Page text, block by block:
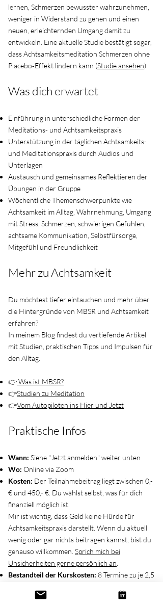
lernen, Schmerzen bewusster wahrzunehmen,
weniger in Widerstand zu gehen und einen
neuen, erleichternden Umgang damit zu
entwickeln. Eine aktuelle Studie bestätigt sogar,
dass Achtsamkeitsmeditation Schmerzen ohne
Placebo‑Effekt lindern kann (Studie ansehen)
Was dich erwartet
Einführung in unterschiedliche Formen der
Meditations- und Achtsamkeitspraxis
Unterstützung in der täglichen Achtsamkeits-
und Meditationspraxis durch Audios und
Unterlagen
Austausch und gemeinsames Reflektieren der
Übungen in der Gruppe
Wöchentliche Themenschwerpunkte wie
Achtsamkeit im Alltag, Wahrnehmung, Umgang
mit Stress, Schmerzen, schwierigen Gefühlen,
achtsame Kommunikation, Selbstfürsorge,
Mitgefühl und Freundlichkeit
Mehr zu Achtsamkeit
Du möchtest tiefer eintauchen und mehr über
die Hintergründe von MBSR und Achtsamkeit
erfahren?
In meinem Blog findest du vertiefende Artikel
mit Studien, praktischen Tipps und Impulsen für
den Alltag.
👉Was ist MBSR?
👉Studien zu Meditation
👉Vom Autopiloten ins Hier und Jetzt
Praktische Infos
Wann: Siehe "Jetzt anmelden" weiter unten
Wo: Online via Zoom
Kosten: Der Teilnahmebeitrag liegt zwischen 0,-
€ und 450,- €. Du wählst selbst, was für dich
finanziell möglich ist.
Mir ist wichtig, dass Geld keine Hürde für
Achtsamkeitspraxis darstellt. Wenn du aktuell
wenig oder gar nichts beitragen kannst, bist du
genauso willkommen. Sprich mich bei
Unsicherheiten gerne persönlich an
Bestandteil der Kurskosten: 8 Termine zu je 2,5
Vorgespräch, ein Nachgespräch in der Gruppe,